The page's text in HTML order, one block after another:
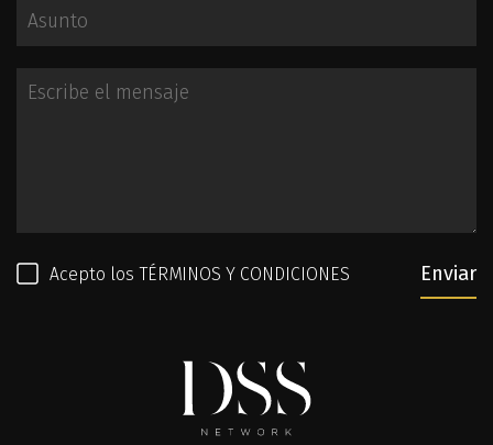
Acepto los TÉRMINOS Y CONDICIONES Enviar